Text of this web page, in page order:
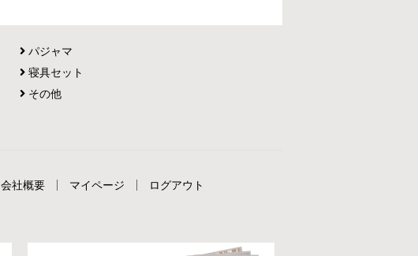
パジャマ
寝具セット
その他
会社概要 マイページ ログアウト